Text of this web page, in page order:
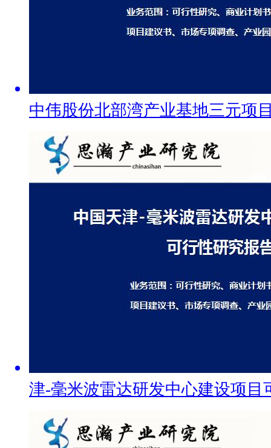
中伟股份北部湾产业基地三元项
津-毫米波雷达研发中心建设项目